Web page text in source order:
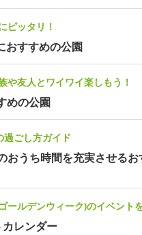
ピッタリ！
おすすめの公園
や友人とワイワイ楽しもう！
めの公園
過ごし方ガイド
おうち時間を充実させるお
ールデンウィーク)のイベント
レンダー